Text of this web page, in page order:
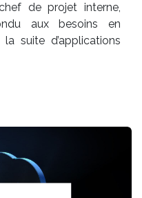
de projet interne,
aux besoins en
suite d’applications